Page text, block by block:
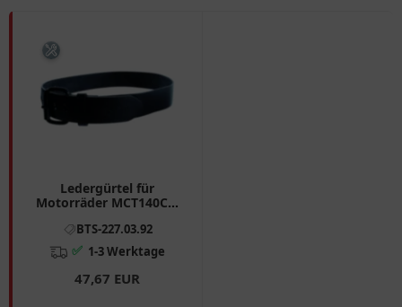
Ledergürtel für
Motorräder MCT140CM
BTS-227.03.92
✅ 1-3 Werktage
47,67 EUR